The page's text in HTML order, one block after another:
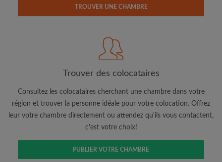
J'ai lu, compris et accepte les Conditions d'utilisation
CRÉER PROFIL
jour du compte par e-mail
TROUVER UNE CHAMBRE
Trouver des colocataires
Consultez les colocataires cherchant une chambre dans votre
région et trouver la personne idéale pour votre colocation. Offrez
leur votre chambre directement ou attendez qu'ils vous contactent,
c'est votre choix!
PUBLIER VOTRE CHAMBRE